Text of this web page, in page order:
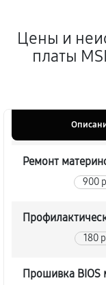
Цены и
платы
Ремонт
900
180
Прошивка BIOS